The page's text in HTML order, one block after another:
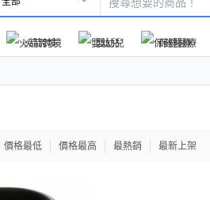
火箭跨境 嬰幼兒 保健醫療
價格最低 價格最高 最熱銷 最新上架